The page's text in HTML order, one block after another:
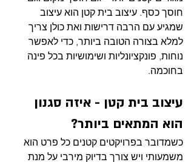
חוסך כסף. עיצוב בית קטן הוא עיצוב
שמגיע עם הרבה דרישות ואת כולן צריך
למלא בצורה הטובה ביותר, כדי לאפשר
נוחות, פונקציונליות ושימושיות בכל פינה
בחוכמה.
עיצוב בית קטן - איזה סגנון
הוא המתאים ביותר?
כשמדובר בפרויקטים קטנים כל פרט הוא
משמעותי ויש צורך בדיוק מירבי על מנת